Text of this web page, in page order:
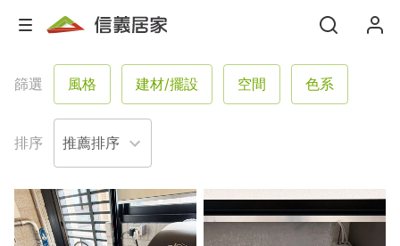
篩選 風格 建材/擺設 空間 色系
格局 坪數
服務
排序